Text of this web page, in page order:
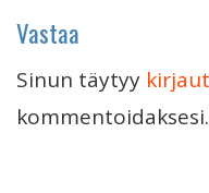
Vastaa
Sinun täytyy
kommentoidaksesi.